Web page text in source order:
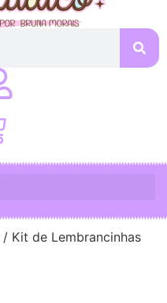
/ Kit de Lembrancinhas